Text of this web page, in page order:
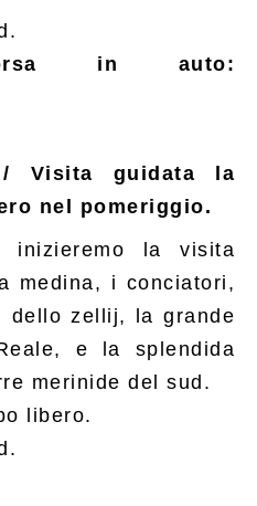
in auto:
Visita guidata la
nel pomeriggio.
inizieremo la visita
medina, i conciatori,
dello zellij, la grande
e la splendida
merinide del sud.
libero.